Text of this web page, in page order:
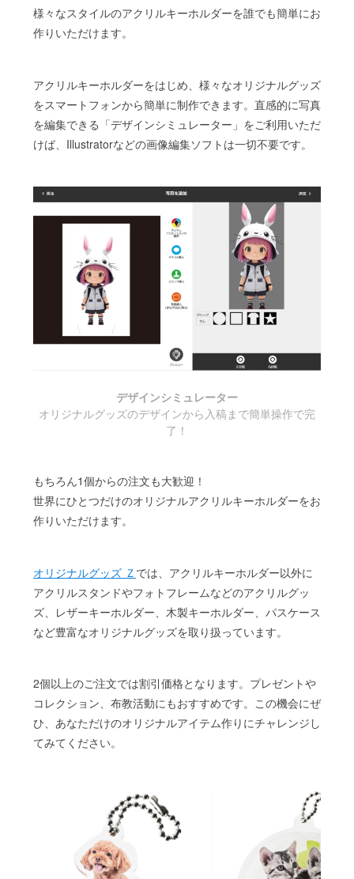
様々なスタイルのアクリルキーホルダーを誰でも簡単にお
作りいただけます。
アクリルキーホルダーをはじめ、様々なオリジナルグッズ
をスマートフォンから簡単に制作できます。直感的に写真
を編集できる「デザインシミュレーター」をご利用いただ
けば、Illustratorなどの画像編集ソフトは一切不要です。
デザインシミュレーター
オリジナルグッズのデザインから入稿まで簡単操作で完
了！
もちろん1個からの注文も大歓迎！
世界にひとつだけのオリジナルアクリルキーホルダーをお
作りいただけます。
オリジナルグッズ Ｚ では、アクリルキーホルダー以外に
アクリルスタンドやフォトフレームなどのアクリルグッ
ズ、レザーキーホルダー、木製キーホルダー、パスケース
など豊富なオリジナルグッズを取り扱っています。
2個以上のご注文では割引価格となります。プレゼントや
コレクション、布教活動にもおすすめです。この機会にぜ
ひ、あなただけのオリジナルアイテム作りにチャレンジし
てみてください。